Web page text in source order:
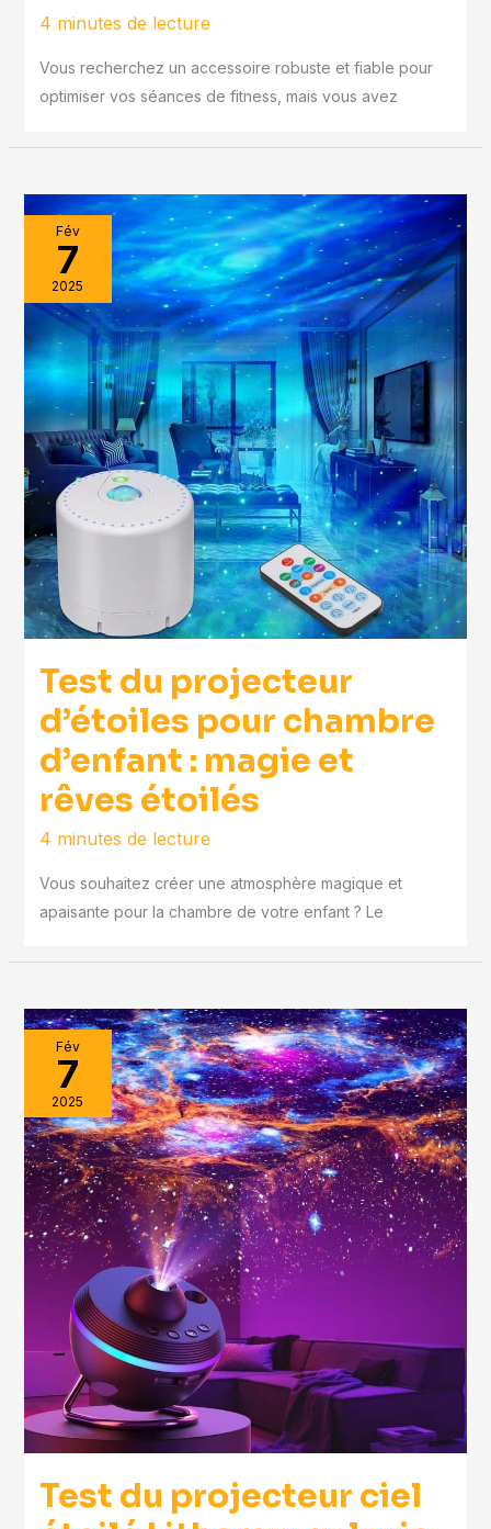
4 minutes de lecture
Vous recherchez un accessoire robuste et fiable pour
optimiser vos séances de fitness, mais vous avez
Fév
7
2025
Test du projecteur
d’étoiles pour chambre
d’enfant : magie et
rêves étoilés
4 minutes de lecture
Vous souhaitez créer une atmosphère magique et
apaisante pour la chambre de votre enfant ? Le
Fév
7
2025
Test du projecteur ciel